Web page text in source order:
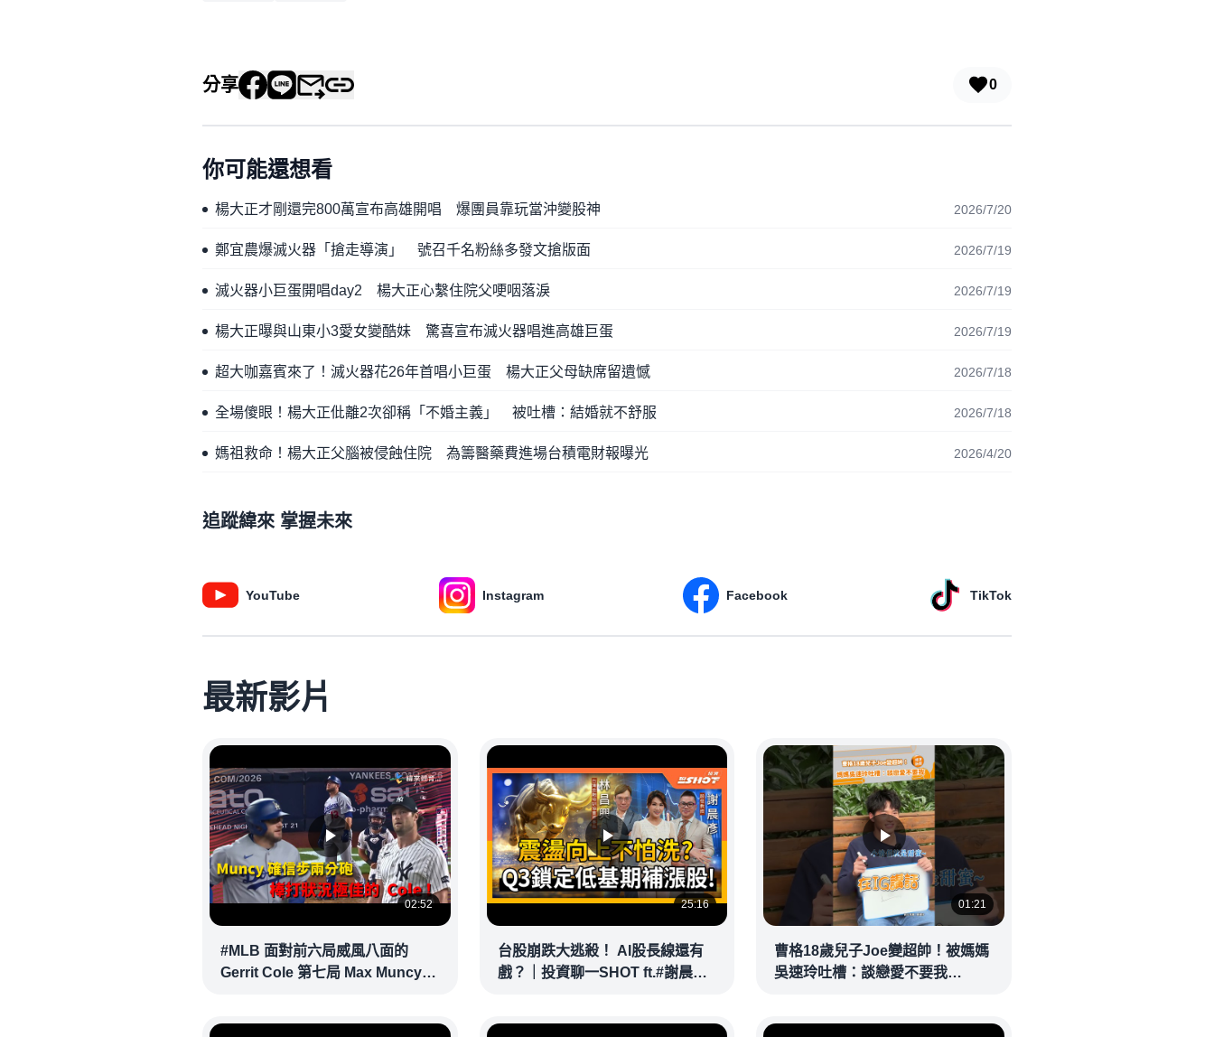
分享 0
你可能還想看
楊大正才剛還完800萬宣布高雄開唱 爆團員靠玩當沖變股神 2026/7/20
鄭宜農爆滅火器「搶走導演」 號召千名粉絲多發文搶版面 2026/7/19
滅火器小巨蛋開唱day2 楊大正心繫住院父哽咽落淚 2026/7/19
楊大正曝與山東小3愛女變酷妹 驚喜宣布滅火器唱進高雄巨蛋 2026/7/19
超大咖嘉賓來了！滅火器花26年首唱小巨蛋 楊大正父母缺席留遺憾 2026/7/18
全場傻眼！楊大正仳離2次卻稱「不婚主義」 被吐槽：結婚就不舒服 2026/7/18
媽祖救命！楊大正父腦被侵蝕住院 為籌醫藥費進場台積電財報曝光 2026/4/20
追蹤緯來 掌握未來
YouTube Instagram Facebook TikTok
最新影片
02:52
#MLB 面對前六局威風八面的
Gerrit Cole 第七局 Max Muncy
25:16
台股崩跌大逃殺！ AI股長線還有
戲？｜投資聊一SHOT ft.#謝晨彥
01:21
曹格18歲兒子Joe變超帥！被媽媽
吳速玲吐槽：談戀愛不要我